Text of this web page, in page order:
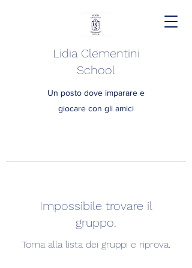
Lidia Clementini
School
Un posto dove imparare e
giocare con gli amici
Impossibile trovare il
gruppo.
Torna alla lista dei gruppi e riprova.